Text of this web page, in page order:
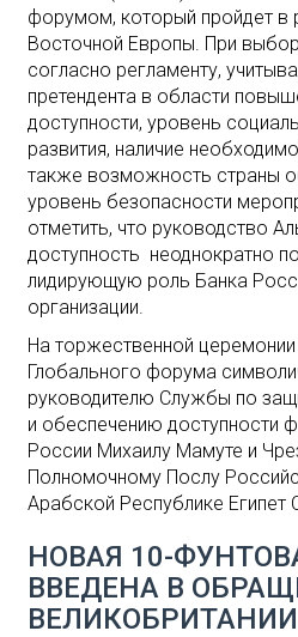
форумом, который пройдет в
Восточной Европы. При
согласно регламенту,
претендента в области
доступности, уровень
развития, наличие
также возможность страны
уровень безопасности
отметить, что руководство
доступность неоднократно
лидирующую роль Банка
организации.
На торжественной церемонии
Глобального форума
руководителю Службы по
и обеспечению доступности
России Михаилу Мамуте и
Полномочному Послу
Арабской Республике Египет
НОВАЯ 10-
ВВЕДЕНА В
ВЕЛИКОБРИТАНИИ